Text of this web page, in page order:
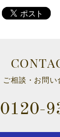
ご相談・お問い
0120-